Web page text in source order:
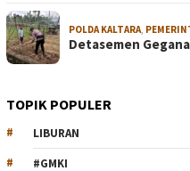
POLDA KALTARA
Detasemen
TOPIK POPULER
LIBURAN
#GMKI